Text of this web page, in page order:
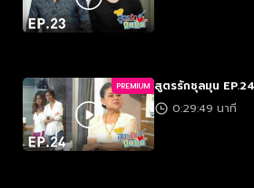
PREMIUM สูตรรักชุลมุน EP.24
0:29:49 นาที